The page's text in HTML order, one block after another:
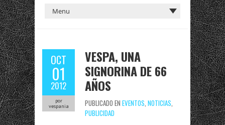
OCT
01
2012
por
vespania
VESPA, UNA
SIGNORINA DE 66
AÑOS
PUBLICADO EN EVENTOS, NOTICIAS,
PUBLICIDAD